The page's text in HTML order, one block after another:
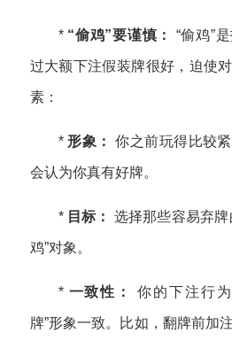
* “偷鸡”要谨慎： “偷鸡”
过大额下注假装牌很好，迫使
素：
*形象： 你之前玩得比较
会认为你真有好牌。
* 目标： 选择那些容易弃牌
鸡”对象。
* 一致性： 你的下注行
牌”形象一致。比如，翻牌前加